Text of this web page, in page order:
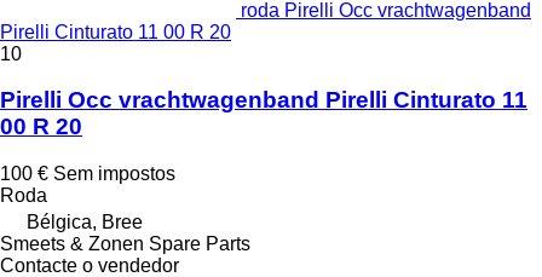
roda Pirelli Occ vrachtwagenband
Pirelli Cinturato 11 00 R 20
10
Pirelli Occ vrachtwagenband Pirelli Cinturato 11
00 R 20
100 € Sem impostos
Roda
Bélgica, Bree
Smeets & Zonen Spare Parts
Contacte o vendedor